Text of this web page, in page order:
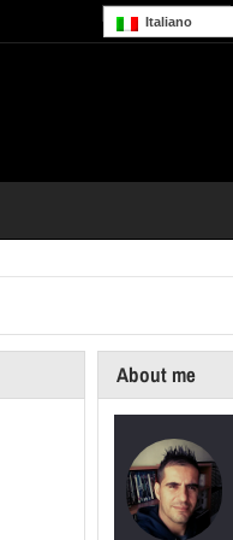
Italiano
About me